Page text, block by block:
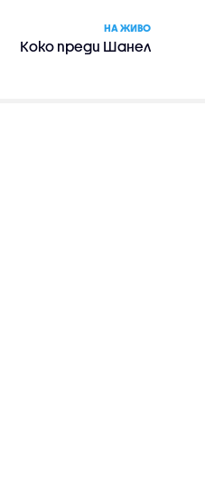
НА ЖИВО
Коко преди Шанел